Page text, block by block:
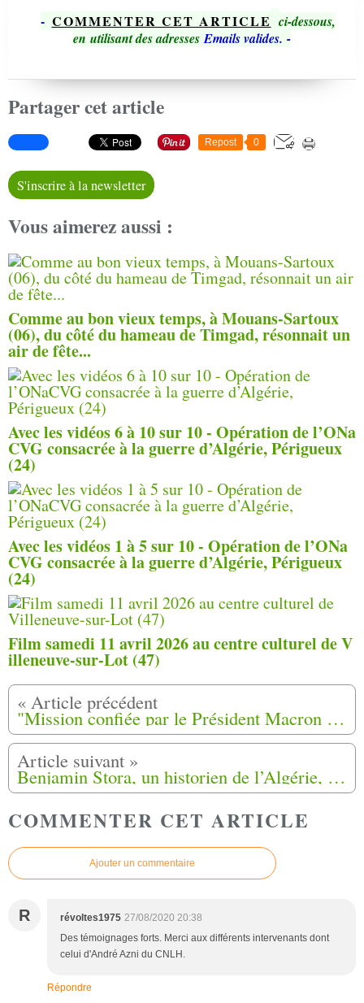
- COMMENTER CET ARTICLE ci-dessous,
en utilisant des adressesEmails valides. -
Partager cet article
Repost 0
S'inscrire à la newsletter
Vous aimerez aussi :
Comme au bon vieux temps, à Mouans-Sartoux
(06), du côté du hameau de Timgad, résonnait un
air de fête...
Avec les vidéos 6 à 10 sur 10 - Opération de l’ONa
CVG consacrée à la guerre d’Algérie, Périgueux
(24)
Avec les vidéos 1 à 5 sur 10 - Opération de l’ONa
CVG consacrée à la guerre d’Algérie, Périgueux
(24)
Film samedi 11 avril 2026 au centre culturel de V
illeneuve-sur-Lot (47)
"Mission confiée par le Président Macron à Benjamin Stora sur la colonisation et la guerre d'Algérie"
Benjamin Stora, un historien de l’Algérie, respecté des deux côtés de la Méditerranée
COMMENTER CET ARTICLE
Ajouter un commentaire
R révoltes1975 27/08/2020 20:38
Des témoignages forts. Merci aux différents intervenants dont
celui d'André Azni du CNLH.
Répondre